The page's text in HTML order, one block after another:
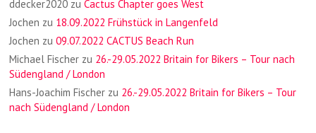
ddecker2020 zuCactus Chapter goes West
Jochen zu 18.09.2022 Frühstück in Langenfeld
Jochen zu09.07.2022 CACTUS Beach Run
Michael Fischer zu 26.-29.05.2022 Britain for Bikers – Tour nach
Südengland / London
Hans-Joachim Fischer zu 26.-29.05.2022 Britain for Bikers – Tour
nach Südengland / London